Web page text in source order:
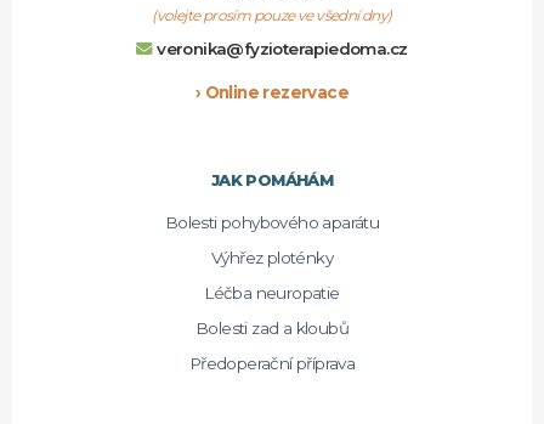
(volejte prosím pouze ve všední dny)
veronika@fyzioterapiedoma.cz
› Online rezervace
JAK POMÁHÁM
Bolesti pohybového aparátu
Výhřez ploténky
Léčba neuropatie
Bolesti zad a kloubů
Předoperační příprava